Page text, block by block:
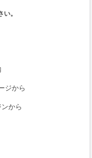
。
ジから
から